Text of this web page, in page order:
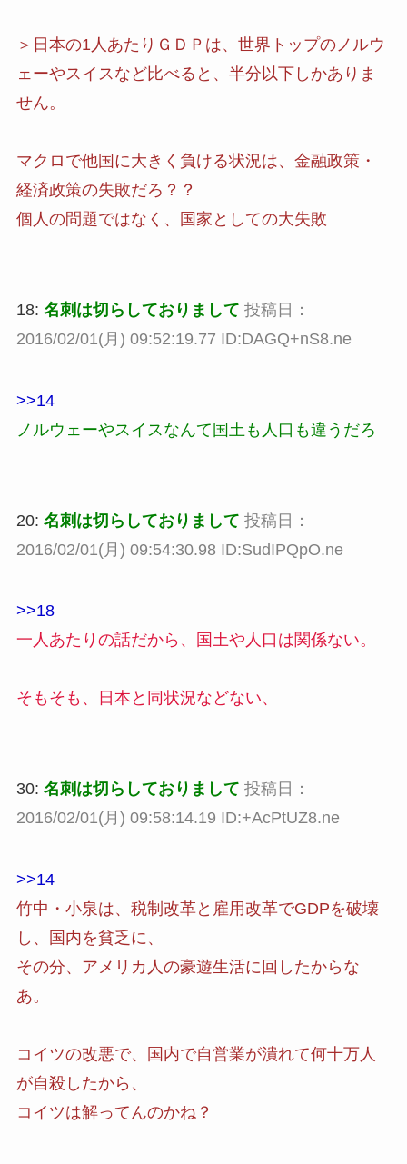
＞日本の1人あたりＧＤＰは、世界トップのノルウ
ェーやスイスなど比べると、半分以下しかありま
せん。
マクロで他国に大きく負ける状況は、金融政策・
経済政策の失敗だろ？？
個人の問題ではなく、国家としての大失敗
18: 名刺は切らしておりまして 投稿日：
2016/02/01(月) 09:52:19.77 ID:DAGQ+nS8.ne
>>14
ノルウェーやスイスなんて国土も人口も違うだろ
20: 名刺は切らしておりまして 投稿日：
2016/02/01(月) 09:54:30.98 ID:SudIPQpO.ne
>>18
一人あたりの話だから、国土や人口は関係ない。
そもそも、日本と同状況などない、
30: 名刺は切らしておりまして 投稿日：
2016/02/01(月) 09:58:14.19 ID:+AcPtUZ8.ne
>>14
竹中・小泉は、税制改革と雇用改革でGDPを破壊
し、国内を貧乏に、
その分、アメリカ人の豪遊生活に回したからな
あ。
コイツの改悪で、国内で自営業が潰れて何十万人
が自殺したから、
コイツは解ってんのかね？